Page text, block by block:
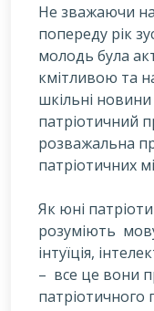
Не зважаючи на
попереду рік
молодь була
кмітливою та
шкільні
патріотичний
розважальна
патріотичних
Як юні
розуміють
інтуїція,
– все це вони
патріотичного